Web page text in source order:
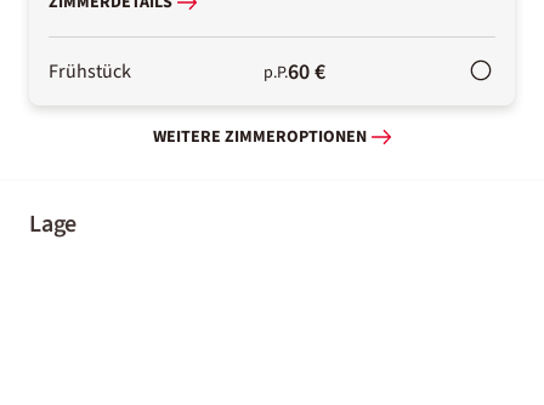
Frühstück p.P.60 €
WEITERE ZIMMEROPTIONEN
Lage